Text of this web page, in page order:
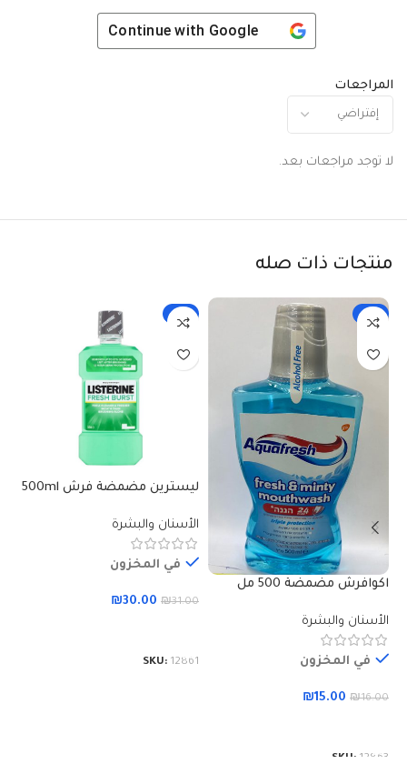
المراجعات
لا توجد مراجعات بعد.
Continue with Google
منتجات ذات صله
-6%
اكوافرش مضمضة 500 مل
الأسنان والبشرة
في المخزون
₪16.00
₪15.00
SKU: 12863
ليسترين مضمضة فرش 500ml
الأسنان والبشرة
في المخزون
₪31.00
₪30.00
SKU: 12861